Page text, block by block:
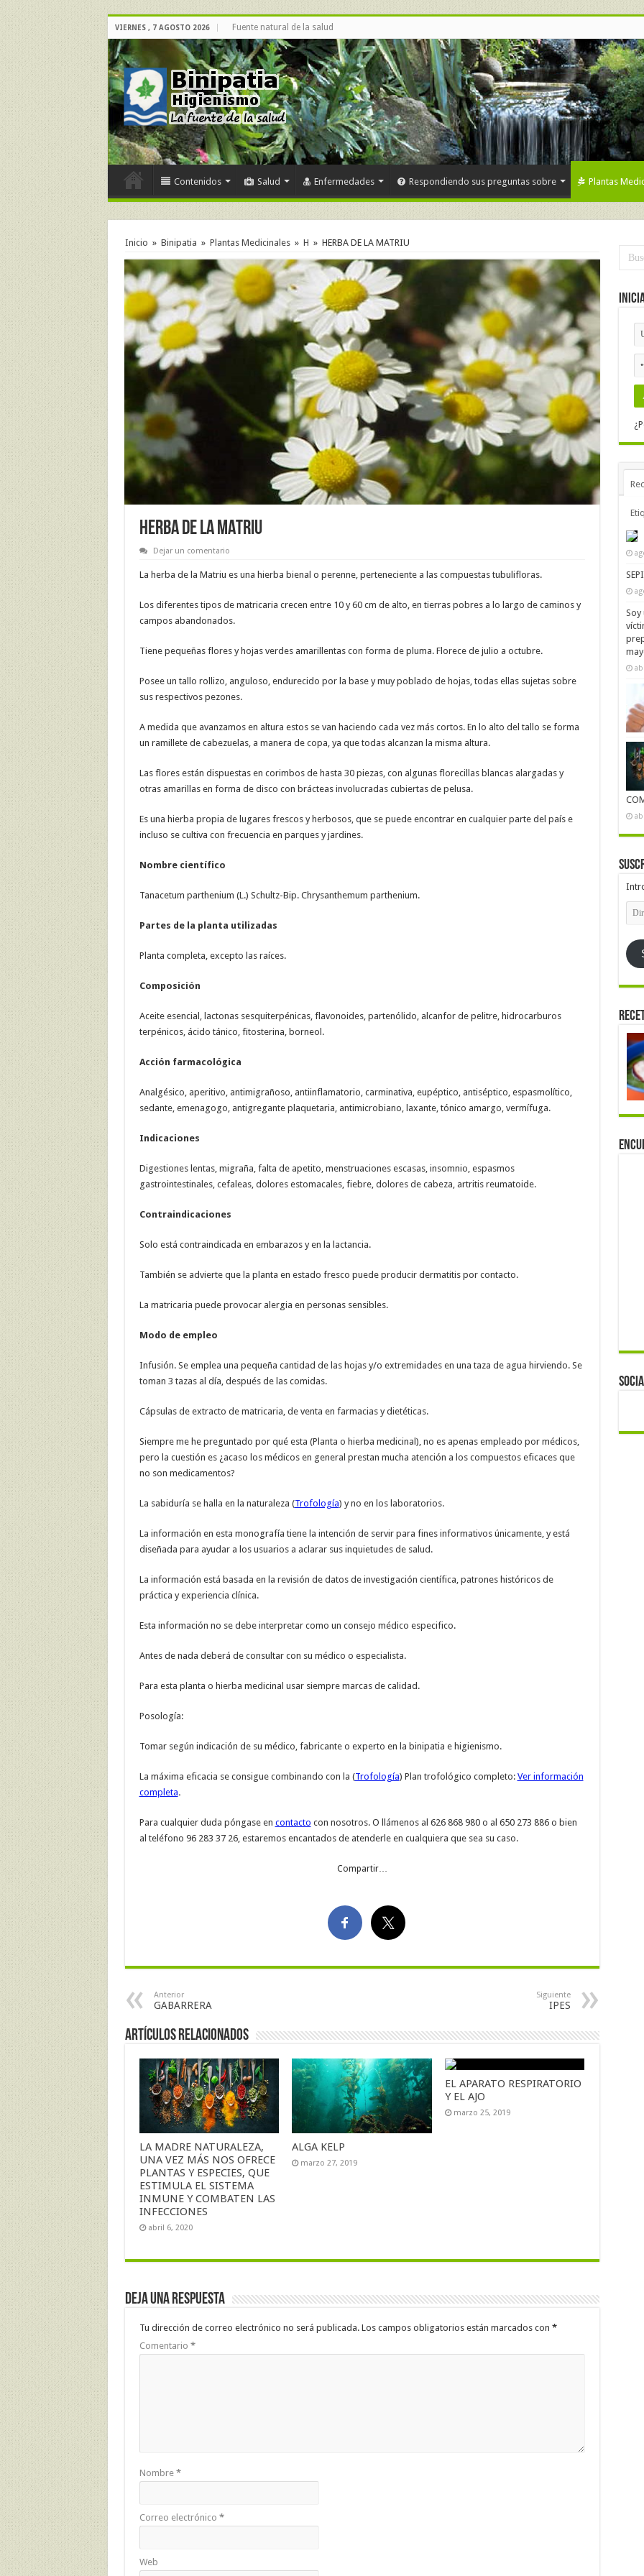
VIERNES , 7 AGOSTO 2026 Fuente natural de la salud
Contenidos Salud Enfermedades Respondiendo sus preguntas sobre Plantas
Inicio » Binipatia » Plantas Medicinales » H » HERBA DE LA MATRIU
HERBA DE LA MATRIU
Dejar un comentario
La herba de la Matriu es una hierba bienal o perenne, perteneciente a las compuestas tubulifloras.
Los diferentes tipos de matricaria crecen entre 10 y 60 cm de alto, en tierras pobres a lo largo de caminos y
campos abandonados.
Tiene pequeñas flores y hojas verdes amarillentas con forma de pluma. Florece de julio a octubre.
Posee un tallo rollizo, anguloso, endurecido por la base y muy poblado de hojas, todas ellas sujetas sobre
sus respectivos pezones.
A medida que avanzamos en altura estos se van haciendo cada vez más cortos. En lo alto del tallo se forma
un ramillete de cabezuelas, a manera de copa, ya que todas alcanzan la misma altura.
Las flores están dispuestas en corimbos de hasta 30 piezas, con algunas florecillas blancas alargadas y
otras amarillas en forma de disco con brácteas involucradas cubiertas de pelusa.
Es una hierba propia de lugares frescos y herbosos, que se puede encontrar en cualquier parte del país e
incluso se cultiva con frecuencia en parques y jardines.
Nombre científico
Tanacetum parthenium (L.) Schultz-Bip. Chrysanthemum parthenium.
Partes de la planta utilizadas
Planta completa, excepto las raíces.
Composición
Aceite esencial, lactonas sesquiterpénicas, flavonoides, partenólido, alcanfor de pelitre, hidrocarburos
terpénicos, ácido tánico, fitosterina, borneol.
Acción farmacológica
Analgésico, aperitivo, antimigrañoso, antiinflamatorio, carminativa, eupéptico, antiséptico, espasmolítico,
sedante, emenagogo, antigregante plaquetaria, antimicrobiano, laxante, tónico amargo, vermífuga.
Indicaciones
Digestiones lentas, migraña, falta de apetito, menstruaciones escasas, insomnio, espasmos
gastrointestinales, cefaleas, dolores estomacales, fiebre, dolores de cabeza, artritis reumatoide.
Contraindicaciones
Solo está contraindicada en embarazos y en la lactancia.
También se advierte que la planta en estado fresco puede producir dermatitis por contacto.
La matricaria puede provocar alergia en personas sensibles.
Modo de empleo
Infusión. Se emplea una pequeña cantidad de las hojas y/o extremidades en una taza de agua hirviendo. Se
toman 3 tazas al día, después de las comidas.
Cápsulas de extracto de matricaria, de venta en farmacias y dietéticas.
Siempre me he preguntado por qué esta (Planta o hierba medicinal), no es apenas empleado por médicos,
pero la cuestión es ¿acaso los médicos en general prestan mucha atención a los compuestos eficaces que
no son medicamentos?
La sabiduría se halla en la naturaleza (Trofología) y no en los laboratorios.
La información en esta monografía tiene la intención de servir para fines informativos únicamente, y está
diseñada para ayudar a los usuarios a aclarar sus inquietudes de salud.
La información está basada en la revisión de datos de investigación científica, patrones históricos de
práctica y experiencia clínica.
Esta información no se debe interpretar como un consejo médico especifico.
Antes de nada deberá de consultar con su médico o especialista.
Para esta planta o hierba medicinal usar siempre marcas de calidad.
Posología:
Tomar según indicación de su médico, fabricante o experto en la binipatia e higienismo.
La máxima eficacia se consigue combinando con la (Trofología) Plan trofológico completo: Ver información
completa.
Para cualquier duda póngase en contacto con nosotros. O llámenos al 626 868 980 o al 650 273 886 o bien
al teléfono 96 283 37 26, estaremos encantados de atenderle en cualquiera que sea su caso.
Compartir…
Anterior
GABARRERA
Siguiente
IPES
Artículos Relacionados
LA MADRE NATURALEZA,
UNA VEZ MÁS NOS OFRECE
PLANTAS Y ESPECIES, QUE
ESTIMULA EL SISTEMA
INMUNE Y COMBATEN LAS
INFECCIONES
abril 6, 2020
ALGA KELP
marzo 27, 2019
EL APARATO RESPIRATORIO
Y EL AJO
marzo 25, 2019
Deja una respuesta
Tu dirección de correo electrónico no será publicada. Los campos obligatorios están marcados con *
Comentario *
Nombre *
Correo electrónico *
Web
Soy
de